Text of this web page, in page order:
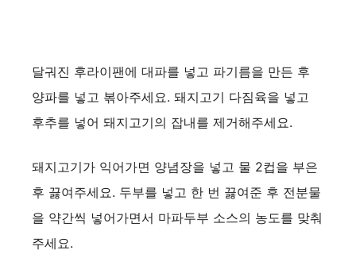
달궈진 후라이팬에 대파를 넣고 파기름을 만든 후
양파를 넣고 볶아주세요. 돼지고기 다짐육을 넣고
후추를 넣어 돼지고기의 잡내를 제거해주세요.
돼지고기가 익어가면 양념장을 넣고 물 2컵을 부은
후 끓여주세요. 두부를 넣고 한 번 끓여준 후 전분물
을 약간씩 넣어가면서 마파두부 소스의 농도를 맞춰
주세요.